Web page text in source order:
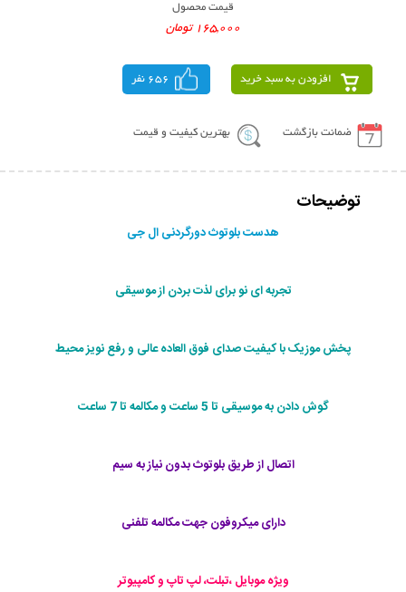
قیمت محصول
165,000 تومان
افزودن به سبد خرید 656 نفر
ضمانت بازگشت بهترین کیفیت و قیمت
توضیحات
هدست بلوتوث دورگردنی ال جی
تجربه ای نو برای لذت بردن از موسیقی
پخش موزیک با کیفیت صدای فوق العاده عالی و رفع نویز محیط
گوش دادن به موسیقی تا 5 ساعت و مکالمه تا 7 ساعت
اتصال از طریق بلوتوث بدون نیاز به سیم
دارای میکروفون جهت مکالمه تلفنی
ویژه موبایل ،تبلت، لپ تاپ و کامپیوتر